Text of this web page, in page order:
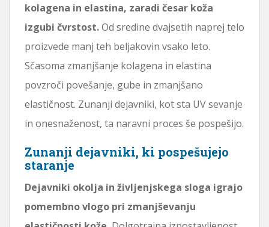
kolagena in elastina, zaradi česar koža
izgubi čvrstost.Od sredine dvajsetih naprej telo
proizvede manj teh beljakovin vsako leto.
Sčasoma zmanjšanje kolagena in elastina
povzroči povešanje, gube in zmanjšano
elastičnost. Zunanji dejavniki, kot sta UV sevanje
in onesnaženost, ta naravni proces še pospešijo.
Zunanji dejavniki, ki pospešujejo
staranje
Dejavniki okolja in življenjskega sloga igrajo
pomembno vlogo pri zmanjševanju